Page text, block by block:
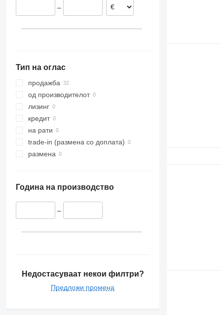
–
Тип на оглас
продажба
од производителот
лизинг
кредит
на рати
trade-in (размена со доплата)
размена
Година на производство
–
Недостасуваат некои филтри?
Предложи промена